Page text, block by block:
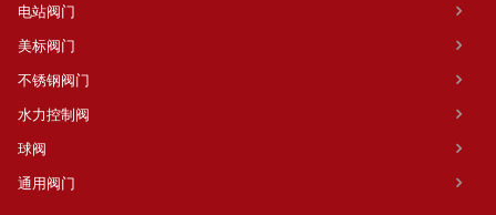
电站阀门
美标阀门
不锈钢阀门
水力控制阀
球阀
通用阀门